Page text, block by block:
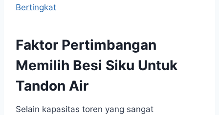
Bertingkat
Faktor Pertimbangan
Memilih Besi Siku Untuk
Tandon Air
Selain kapasitas toren yang sangat